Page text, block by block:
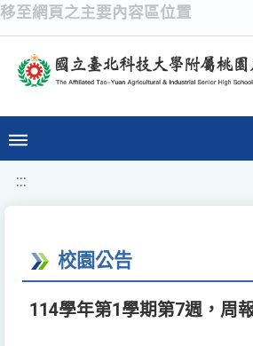
移至網頁之主要內容區位置
:::
校園公告
114學年第1學期第7週，周